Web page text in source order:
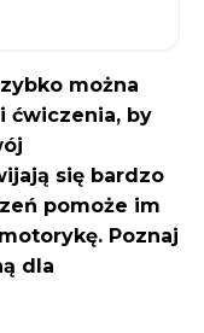
można
ćwiczenia, by
się bardzo
pomoże im
Poznaj
dla